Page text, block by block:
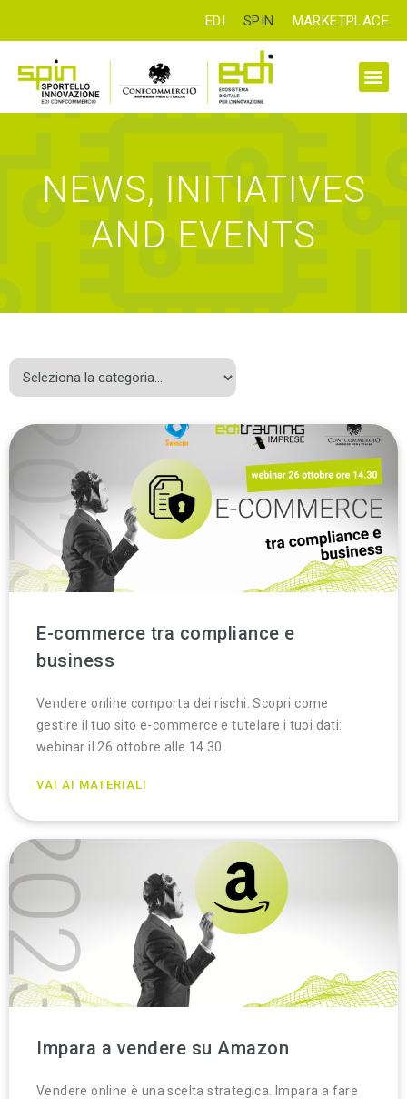
EDI SPIN MARKETPLACE
NEWS, INITIATIVES
AND EVENTS
E-commerce tra compliance e
business
Vendere online comporta dei rischi. Scopri come
gestire il tuo sito e-commerce e tutelare i tuoi dati:
webinar il 26 ottobre alle 14.30
VAI AI MATERIALI
Impara a vendere su Amazon
Vendere online è una scelta strategica. Impara a fare